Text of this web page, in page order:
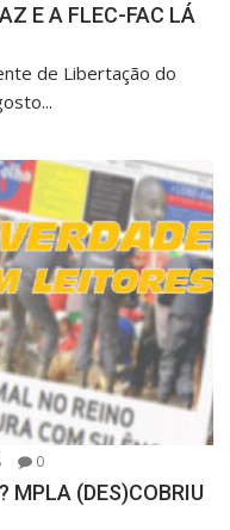
E A FLEC-FAC LÁ
de Libertação do
0
MPLA (DES)COBRIU